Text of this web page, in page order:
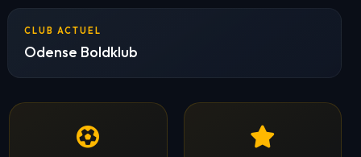
CLUB ACTUEL
Odense Boldklub